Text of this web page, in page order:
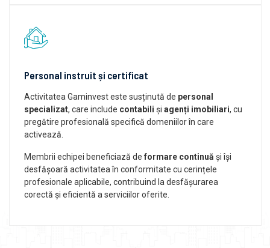
Personal instruit și certificat
Activitatea Gaminvest este susținută de personal
specializat, care include contabili și agenți imobiliari, cu
pregătire profesională specifică domeniilor în care
activează.
Membrii echipei beneficiază de formare continuă și își
desfășoară activitatea în conformitate cu cerințele
profesionale aplicabile, contribuind la desfășurarea
corectă și eficientă a serviciilor oferite.